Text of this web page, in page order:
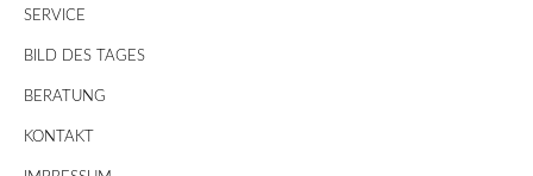
SERVICE
BILD DES TAGES
BERATUNG
KONTAKT